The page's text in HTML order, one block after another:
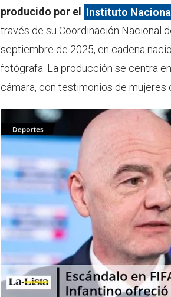
p
p
producido por el
Instituto
través de su Coordinación Nacional
septiembre de 2025, en cadena
fotógrafa. La producción se centra
cámara, con testimonios de mujeres